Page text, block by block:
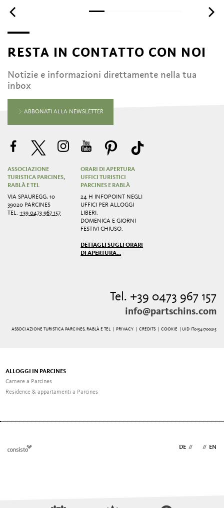
RESTA IN CONTATTO CON NOI
Notizie e informazioni direttamente nella tua
inbox
ABBONATI ALLA NEWSLETTER
ASSOCIAZIONE
TURISTICA PARCINES,
RABLÀ E TEL
VIA SPAUREGG, 10
39020 PARCINES
TEL.+39 0473 967 157
ORARI DI APERTURA
UFFICI TURISTICI
PARCINES E RABLÀ
24 H INFOPOINT NEGLI
UFFICI PER ALLOGGI
LIBERI.
DOMENICA E GIORNI
FESTIVI CHIUSO.
DETTAGLI SUGLI ORARI
DI APERTURA...
Tel. +39 0473 967 157
info@partschins.com
ASSOCIAZIONE TURISTICA PARCINES, RABLÀ E TEL | PRIVACY| CREDITS| COOKIE | UID IT01541700215
ALLOGGI IN PARCINES
Camere a Parcines
Residence & appartamenti a Parcines
DE // // EN